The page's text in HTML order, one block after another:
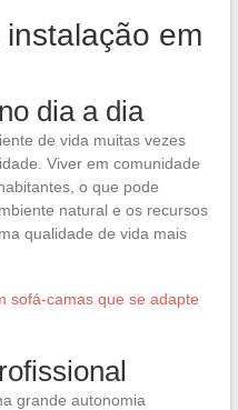
em
dia a dia
de vida muitas vezes
Viver em comunidade
o que pode
natural e os recursos
qualidade de vida mais
sofá-camas que se adapte
grande autonomia